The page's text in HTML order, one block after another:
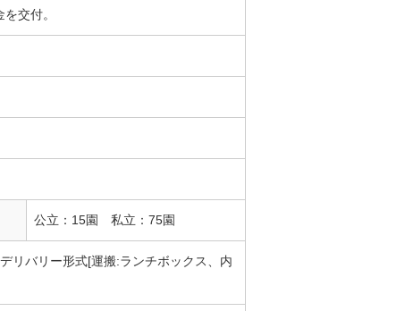
交付。
公立：15園 私立：75園
リバリー形式[運搬:ランチボックス、内